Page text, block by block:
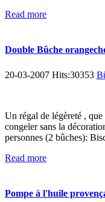
Read more
Double Bûche
20-03-2007 Hits:30353
Un régal de légèreté ,
congeler sans la
personnes (2 bûches):
Read more
Pompe à l'huile